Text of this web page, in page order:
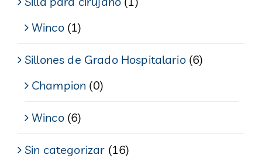
Winco (1)
Sillones de Grado Hospitalario (6)
Champion (0)
Winco (6)
Sin categorizar (16)